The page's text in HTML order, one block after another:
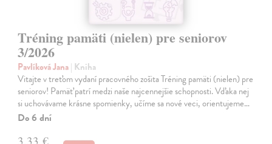
Tréning pamäti (nielen) pre seniorov
3/2026
Pavlíková Jana| Kniha
Vitajte v treťom vydaní pracovného zošita Tréning pamäti (nielen) pre
seniorov! Pamäť patrí medzi naše najcennejšie schopnosti. Vďaka nej
si uchovávame krásne spomienky, učíme sa nové veci, orientujeme…
Do 6 dní
3,33 €